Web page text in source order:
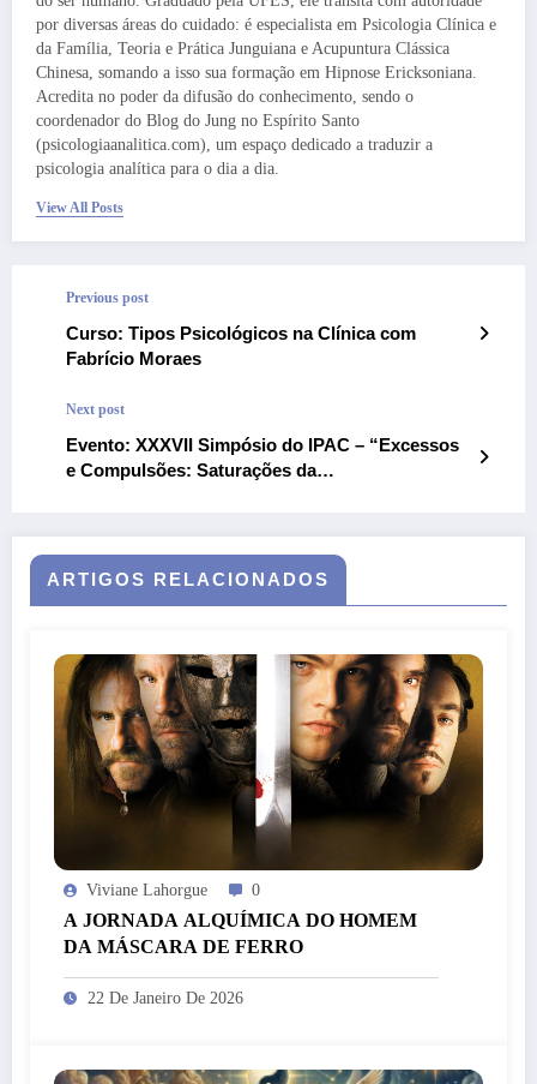
por diversas áreas do cuidado: é especialista em Psicologia Clínica e
da Família, Teoria e Prática Junguiana e Acupuntura Clássica
Chinesa, somando a isso sua formação em Hipnose Ericksoniana.
Acredita no poder da difusão do conhecimento, sendo o
coordenador do Blog do Jung no Espírito Santo
(psicologiaanalitica.com), um espaço dedicado a traduzir a
psicologia analítica para o dia a dia.
View All Posts
Previous post
Curso: Tipos Psicológicos na Clínica com
Fabrício Moraes
Next post
Evento: XXXVII Simpósio do IPAC – “Excessos
e Compulsões: Saturações da
ARTIGOS RELACIONADOS
Viviane Lahorgue 0
A JORNADA ALQUÍMICA DO HOMEM
DA MÁSCARA DE FERRO
22 De Janeiro De 2026